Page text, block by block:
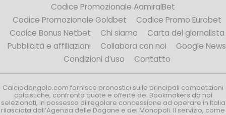
Codice Promozionale AdmiralBet
Codice Promozionale Goldbet
Codice Promo Eurobet
Codice Bonus Netbet
Chi siamo
Carta del giornalista
Pubblicità e affiliazioni
Collabora con noi
Google News
Condizioni d’uso
Contatto
Calciodangolo.com fornisce pronostici sulle principali competizioni
calcistiche, confronta quote e offerte dei Bookmakers da noi
selezionati, in possesso di regolare concessione ad operare in Italia
rilasciata dall’Agenzia delle Dogane e dei Monopoli. Il servizio, come